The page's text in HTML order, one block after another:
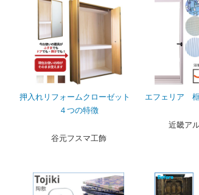
押入れリフォームクローゼット
４つの特徴
谷元フスマ工飾
エフェリア
近畿ア